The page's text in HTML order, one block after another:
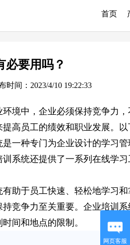
首页
必要用吗？
时间：2023/4/10 19:22:33
境中，企业必须保持竞争力
高员工的绩效和职业发展。
一种专门为企业设计的学习
系统还提供了一系列在线学
助于员工快速、轻松地学习
竞争力至关重要。企业培训
间和地点的限制。
网页客服